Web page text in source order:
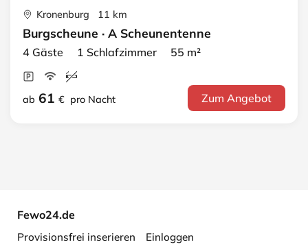
Kronenburg 11 km
Burgscheune · A Scheunentenne
4 Gäste 1 Schlafzimmer 55 m²
ab 61 € pro Nacht Zum Angebot
Fewo24.de
Provisionsfrei inserieren Einloggen